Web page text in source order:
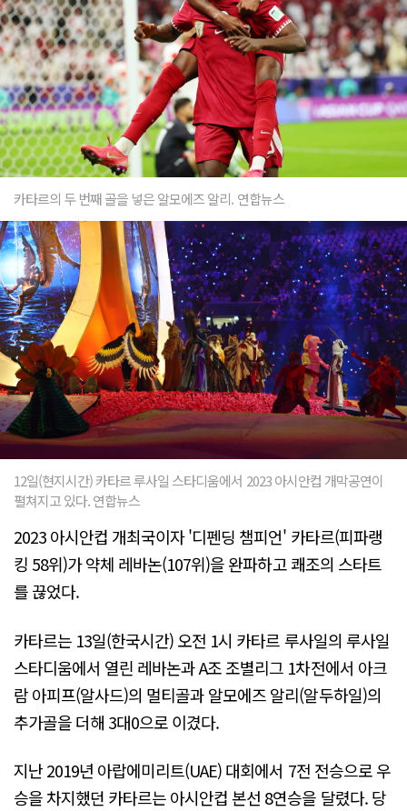
카타르의 두 번째 골을 넣은 알모에즈 알리. 연합뉴스
12일(현지시간) 카타르 루사일 스타디움에서 2023 아시안컵 개막공연이
펼쳐지고 있다. 연합뉴스
2023 아시안컵 개최국이자 '디펜딩 챔피언' 카타르(피파랭
킹 58위)가 약체 레바논(107위)을 완파하고 쾌조의 스타트
를 끊었다.
카타르는 13일(한국시간) 오전 1시 카타르 루사일의 루사일
스타디움에서 열린 레바논과 A조 조별리그 1차전에서 아크
람 아피프(알사드)의 멀티골과 알모에즈 알리(알두하일)의
추가골을 더해 3대0으로 이겼다.
지난 2019년 아랍에미리트(UAE) 대회에서 7전 전승으로 우
승을 차지했던 카타르는 아시안컵 본선 8연승을 달렸다. 당